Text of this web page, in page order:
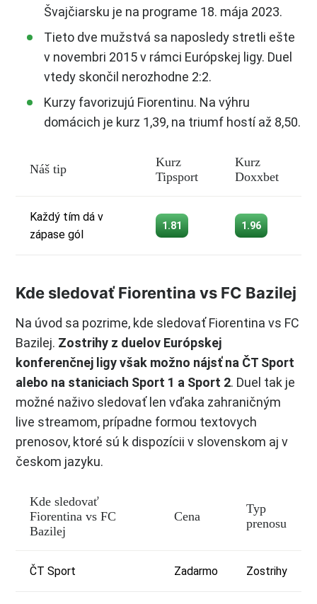
Švajčiarsku je na programe 18. mája 2023.
Tieto dve mužstvá sa naposledy stretli ešte
v novembri 2015 v rámci Európskej ligy. Duel
vtedy skončil nerozhodne 2:2.
Kurzy favorizujú Fiorentinu. Na výhru
domácich je kurz 1,39, na triumf hostí až 8,50.
Náš tip
Kurz
Tipsport
Kurz
Doxxbet
Každý tím dá v
zápase gól
1.81 1.96
Kde sledovať Fiorentina vs FC Bazilej
Na úvod sa pozrime, kde sledovať Fiorentina vs FC
Bazilej. Zostrihy z duelov Európskej
konferenčnej ligy však možno nájsť na ČT Sport
alebo na staniciach Sport 1 a Sport 2. Duel tak je
možné naživo sledovať len vďaka zahraničným
live streamom, prípadne formou textovych
prenosov, ktoré sú k dispozícii v slovenskom aj v
českom jazyku.
Kde sledovať
Fiorentina vs FC
Bazilej
Cena
Typ
prenosu
ČT Sport Zadarmo Zostrihy